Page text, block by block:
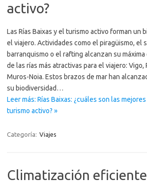
activo?
Las Rías Baixas y el turismo activo forman un
el viajero. Actividades como el piragüismo, el
barranquismo o el rafting alcanzan su
de las rías más atractivas para el viajero:
Muros-Noia. Estos brazos de mar han
su biodiversidad…
Leer más: Rías Baixas: ¿cuáles son las
turismo activo? »
Categoría: Viajes
Climatización